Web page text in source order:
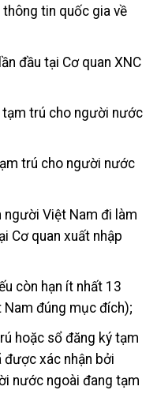
tin quốc gia về
đầu tại Cơ quan XNC
tạm trú cho người nước
trú cho người nước
người Việt Nam đi làm
Cơ quan xuất nhập
còn hạn ít nhất 13
Nam đúng mục đích);
hoặc sổ đăng ký tạm
xác nhận bởi
nước ngoài đang tạm